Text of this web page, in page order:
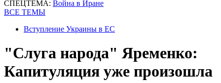
СПЕЦТЕМА: Война в Иране
ВСЕ ТЕМЫ
Вступление Украины в ЕС
"Слуга народа" Яременко:
Капитуляция уже произошла